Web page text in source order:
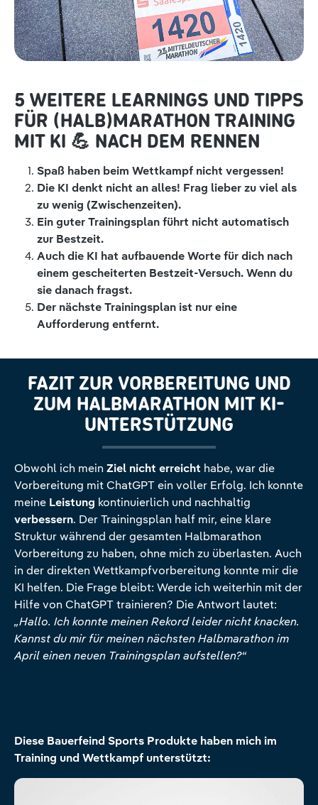
5 WEITERE LEARNINGS UND TIPPS
FÜR (HALB)MARATHON TRAINING
MIT KI 💪 NACH DEM RENNEN
Spaß haben beim Wettkampf nicht vergessen!
Die KI denkt nicht an alles! Frag lieber zu viel als
zu wenig (Zwischenzeiten).
Ein guter Trainingsplan führt nicht automatisch
zur Bestzeit.
Auch die KI hat aufbauende Worte für dich nach
einem gescheiterten Bestzeit-Versuch. Wenn du
sie danach fragst.
Der nächste Trainingsplan ist nur eine
Aufforderung entfernt.
FAZIT ZUR VORBEREITUNG UND
ZUM HALBMARATHON MIT KI-
UNTERSTÜTZUNG
Obwohl ich mein Ziel nicht erreicht habe, war die
Vorbereitung mit ChatGPT ein voller Erfolg. Ich konnte
meine Leistung kontinuierlich und nachhaltig
verbessern. Der Trainingsplan half mir, eine klare
Struktur während der gesamten Halbmarathon
Vorbereitung zu haben, ohne mich zu überlasten. Auch
in der direkten Wettkampfvorbereitung konnte mir die
KI helfen. Die Frage bleibt: Werde ich weiterhin mit der
Hilfe von ChatGPT trainieren? Die Antwort lautet:
„Hallo. Ich konnte meinen Rekord leider nicht knacken.
Kannst du mir für meinen nächsten Halbmarathon im
April einen neuen Trainingsplan aufstellen?“
Produktgalerie überspringen
Diese Bauerfeind Sports Produkte haben mich im
Training und Wettkampf unterstützt: